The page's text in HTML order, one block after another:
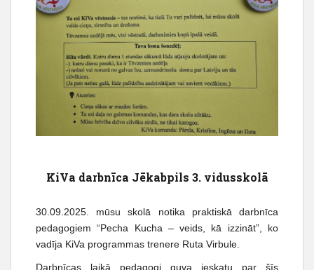
KiVa darbnīca Jēkabpils 3. vidusskolā
30.09.2025. mūsu skolā notika praktiskā darbnīca
pedagogiem “Pecha Kucha – veids, kā izzināt”, ko
vadīja KiVa programmas trenere Ruta Virbule.
Darbnīcas laikā pedagogi guva ieskatu par šīs